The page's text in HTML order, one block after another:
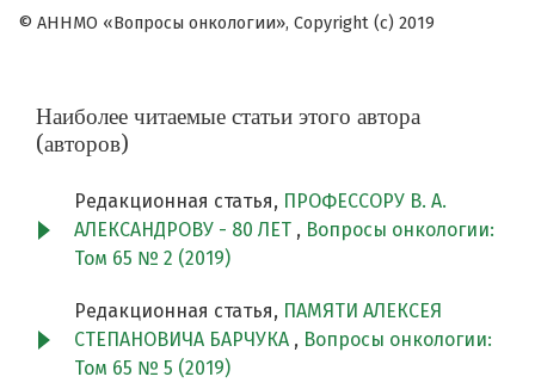
© АННМО «Вопросы онкологии», Copyright (c) 2019
Наиболее читаемые статьи этого автора
(авторов)
Редакционная статья, ПРОФЕССОРУ В. А.
АЛЕКСАНДРОВУ - 80 ЛЕТ , Вопросы онкологии:
Том 65 № 2 (2019)
Редакционная статья, ПАМЯТИ АЛЕКСЕЯ
СТЕПАНОВИЧА БАРЧУКА , Вопросы онкологии:
Том 65 № 5 (2019)